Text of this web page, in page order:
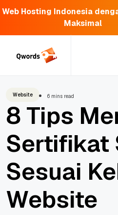
Web Hosting Indonesia
Maksimal
Website 6 mins read
8 Tips
Sertifikat
Sesuai
Website